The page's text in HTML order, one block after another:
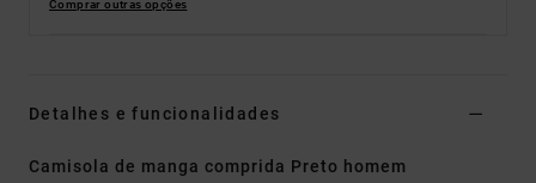
Comprar outras opções
Detalhes e funcionalidades
Camisola de manga comprida Preto homem